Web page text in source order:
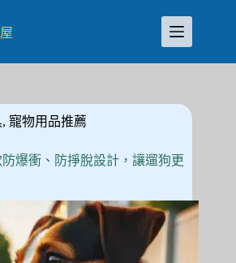
, 寵物用品推薦
爆衝、防掙脫設計，讓遛狗更